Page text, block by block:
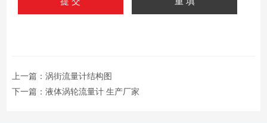
上一篇： 涡街流量计结构图
下一篇： 液体涡轮流量计 生产厂家